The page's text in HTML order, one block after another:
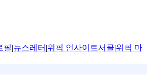
필|뉴스레터 |위픽 인사이트서클|위픽 마